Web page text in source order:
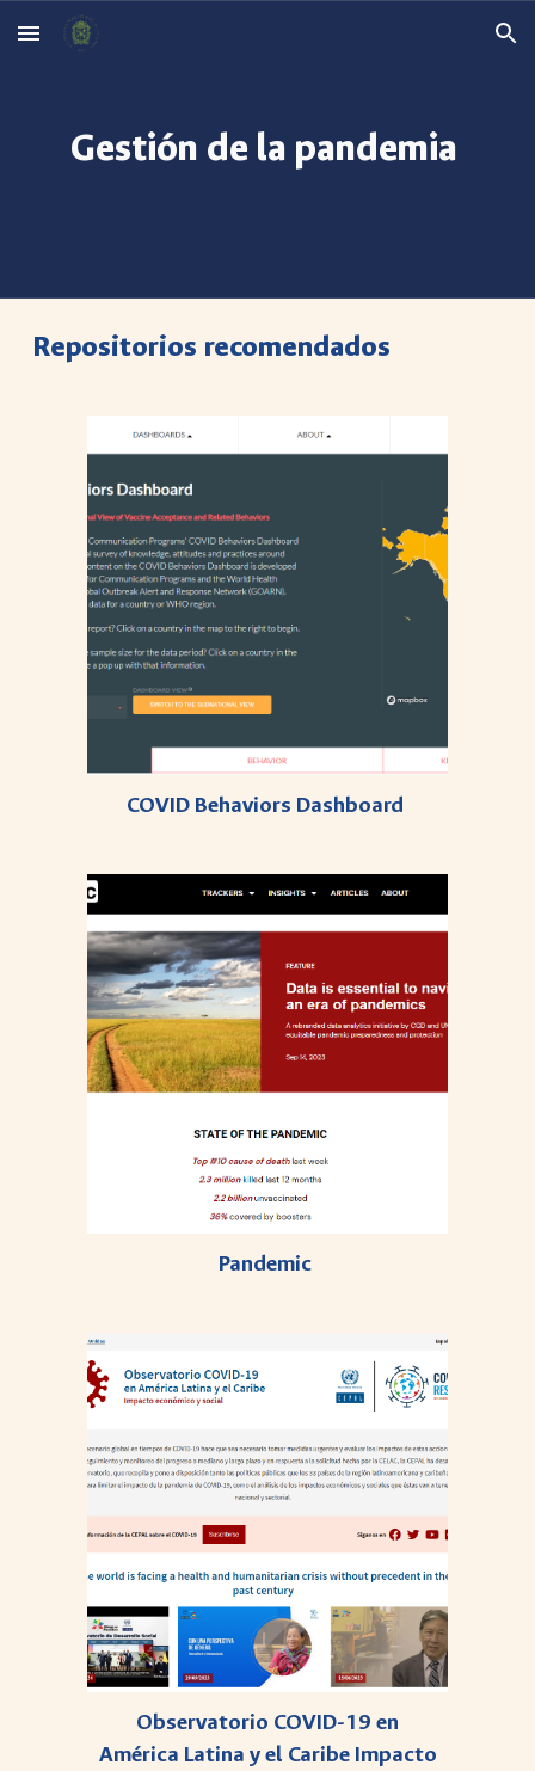
Skip to main content Skip to navigation
Gestión de la pandemia
Repositorios recomendados
COVID Behaviors Dashboard
Pandemic
Observatorio COVID-19 en
América Latina y el Caribe Impacto